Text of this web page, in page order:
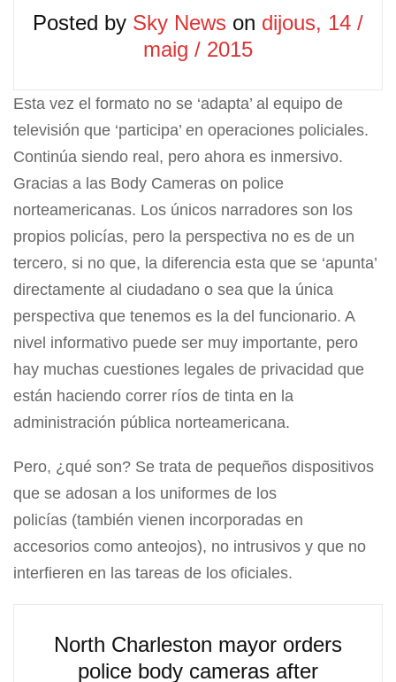
Posted by Sky News on dijous, 14 /
maig / 2015
Esta vez el formato no se ‘adapta’ al equipo de
televisión que ‘participa’ en operaciones policiales.
Continúa siendo real, pero ahora es inmersivo.
Gracias a las Body Cameras on police
norteamericanas. Los únicos narradores son los
propios policías, pero la perspectiva no es de un
tercero, si no que, la diferencia esta que se ‘apunta’
directamente al ciudadano o sea que la única
perspectiva que tenemos es la del funcionario. A
nivel informativo puede ser muy importante, pero
hay muchas cuestiones legales de privacidad que
están haciendo correr ríos de tinta en la
administración pública norteamericana.
Pero, ¿qué son? Se trata de pequeños dispositivos
que se adosan a los uniformes de los
policías (también vienen incorporadas en
accesorios como anteojos), no intrusivos y que no
interfieren en las tareas de los oficiales.
North Charleston mayor orders
police body cameras after